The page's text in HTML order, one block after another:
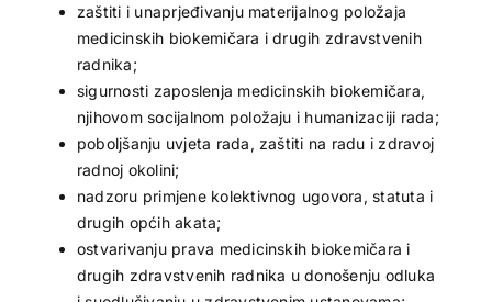
zaštiti i unaprjeđivanju materijalnog položaja
medicinskih biokemičara i drugih zdravstvenih
radnika;
sigurnosti zaposlenja medicinskih biokemičara,
njihovom socijalnom položaju i humanizaciji rada;
poboljšanju uvjeta rada, zaštiti na radu i zdravoj
radnoj okolini;
nadzoru primjene kolektivnog ugovora, statuta i
drugih općih akata;
ostvarivanju prava medicinskih biokemičara i
drugih zdravstvenih radnika u donošenju odluka